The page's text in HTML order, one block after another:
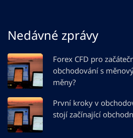
Nedávné zprávy
Forex CFD pro
obchodování s
měny?
První kroky v
stojí začínající